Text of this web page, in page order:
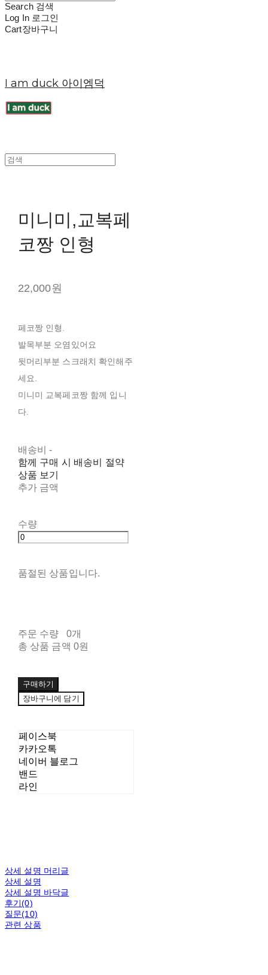
Search 검색
Log In 로그인
Cart장바구니
I am duck 아이엠덕
미니미,교복페
코짱 인형
22,000원
페코짱 인형.
발목부분 오염있어요
뒷머리부분 스크래치 확인해주
세요.
미니미 교복페코짱 함께 입니
다.
배송비-
함께 구매 시 배송비 절약
상품 보기
추가 금액
수량
품절된 상품입니다.
주문 수량
0개
총 상품 금액 0원
구매하기
장바구니에 담기
페이스북
카카오톡
네이버 블로그
밴드
라인
상세 설명 머리글
상세 설명
상세 설명 바닥글
후기(0)
질문(10)
관련 상품